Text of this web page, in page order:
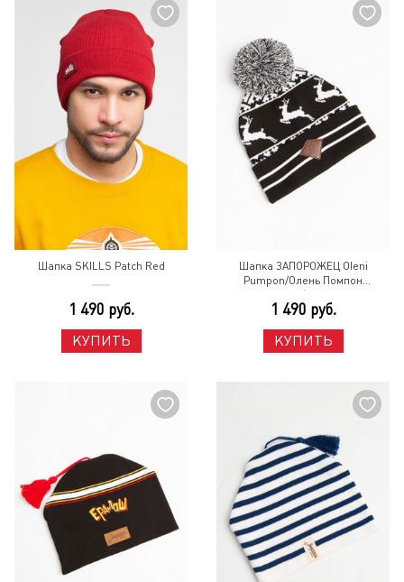
Шапка SKILLS Patch Red
1 490 руб.
КУПИТЬ
Шапка ЗАПОРОЖЕЦ Oleni
Pumpon/Олень Помпон
1 490 руб.
КУПИТЬ